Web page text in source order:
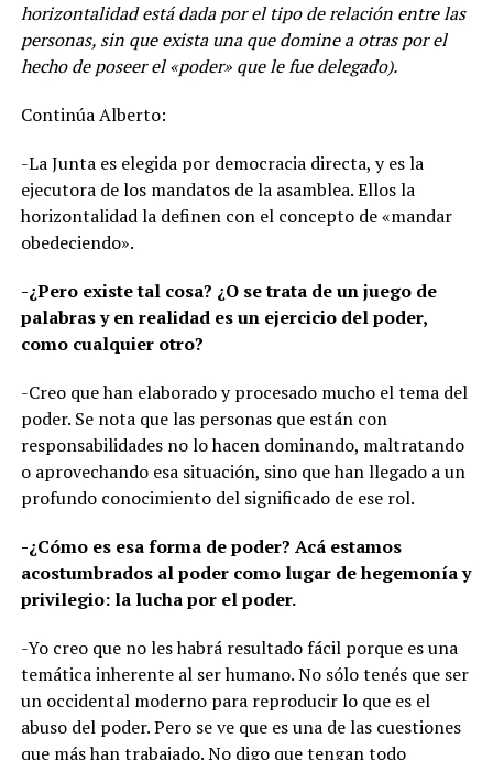
horizontalidad está dada por el tipo de relación entre las
personas, sin que exista una que domine a otras por el
hecho de poseer el «poder» que le fue delegado).
Continúa Alberto:
-La Junta es elegida por democracia directa, y es la
ejecutora de los mandatos de la asamblea. Ellos la
horizontalidad la definen con el concepto de «mandar
obedeciendo».
-¿Pero existe tal cosa? ¿O se trata de un juego de
palabras y en realidad es un ejercicio del poder,
como cualquier otro?
-Creo que han elaborado y procesado mucho el tema del
poder. Se nota que las personas que están con
responsabilidades no lo hacen dominando, maltratando
o aprovechando esa situación, sino que han llegado a un
profundo conocimiento del significado de ese rol.
-¿Cómo es esa forma de poder? Acá estamos
acostumbrados al poder como lugar de hegemonía y
privilegio: la lucha por el poder.
-Yo creo que no les habrá resultado fácil porque es una
temática inherente al ser humano. No sólo tenés que ser
un occidental moderno para reproducir lo que es el
abuso del poder. Pero se ve que es una de las cuestiones
que más han trabajado. No digo que tengan todo